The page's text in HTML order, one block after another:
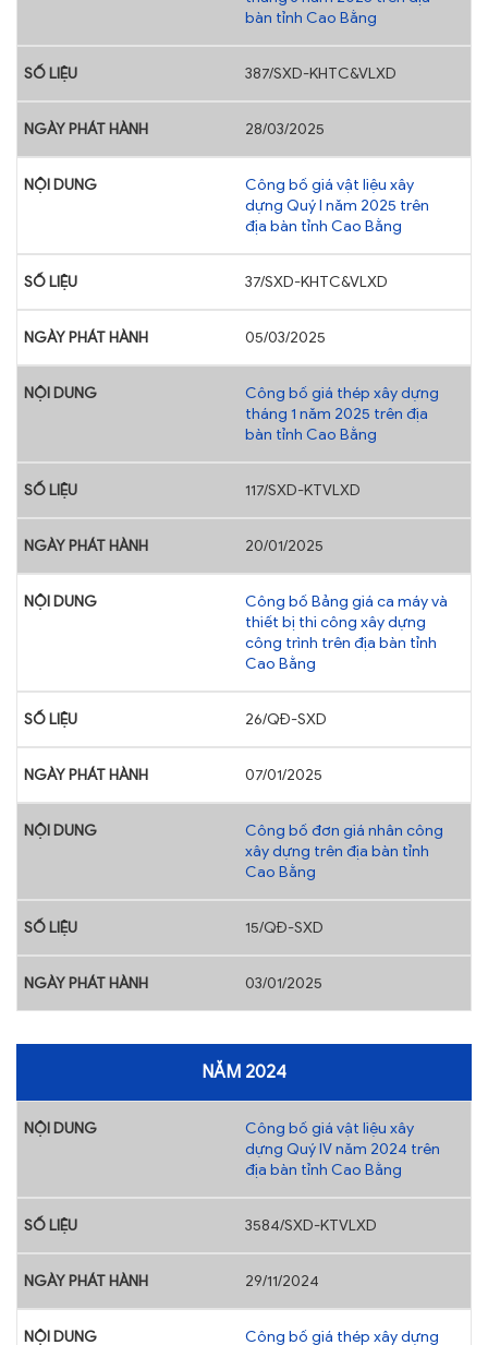
bàn tỉnh Cao Bằng
387/SXD-KHTC&VLXD
28/03/2025
Công bố giá vật liệu xây
dựng Quý I năm 2025 trên
địa bàn tỉnh Cao Bằng
37/SXD-KHTC&VLXD
05/03/2025
Công bố giá thép xây dựng
tháng 1 năm 2025 trên địa
bàn tỉnh Cao Bằng
117/SXD-KTVLXD
20/01/2025
Công bố Bảng giá ca máy và
thiết bị thi công xây dựng
công trình trên địa bàn tỉnh
Cao Bằng
26/QĐ-SXD
07/01/2025
Công bố đơn giá nhân công
xây dựng trên địa bàn tỉnh
Cao Bằng
15/QĐ-SXD
03/01/2025
NĂM 2024
Công bố giá vật liệu xây
dựng Quý IV năm 2024 trên
địa bàn tỉnh Cao Bằng
3584/SXD-KTVLXD
29/11/2024
Công bố giá thép xây dựng